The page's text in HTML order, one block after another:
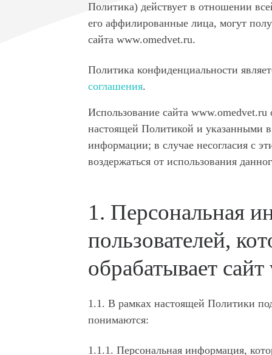
Политика) действует в отношении
его аффилированные лица, могут
сайта www.omedvet.ru.
Политика конфиденциальности
соглашения.
Использование сайта www.omedvet.ru
настоящей Политикой и указанными
информации; в случае несогласия с
воздержаться от использования
1. Персональная
пользователей,
обрабатывает
1.1. В рамках настоящей Политики
понимаются:
1.1.1. Персональная информация,